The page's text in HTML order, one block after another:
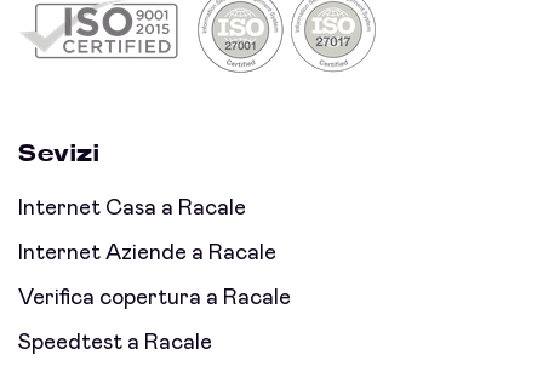
Sevizi
Internet Casa a Racale
Internet Aziende a Racale
Verifica copertura a Racale
Speedtest a Racale